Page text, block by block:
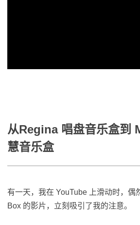
从Regina 唱盘音乐盒到
慧音乐盒
有一天，我在 YouTube 上滑动时，偶
Box 的影片，立刻吸引了我的注意。